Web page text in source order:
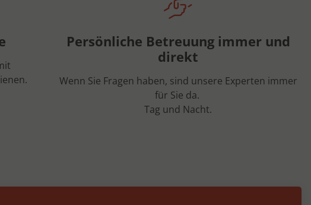
Persönliche Betreuung immer und
direkt
Wenn Sie Fragen haben, sind unsere Experten immer
für Sie da.
Tag und Nacht.